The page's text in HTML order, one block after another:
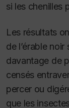
si les chenilles
Les résultats
de l’érable
davantage de
censés
percer ou
que les